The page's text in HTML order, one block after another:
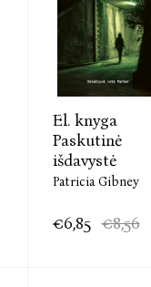
El. knyga
Paskutinė
išdavystė
Patricia Gibney
€6,85 €8,56